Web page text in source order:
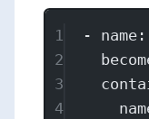
1 - name :
2
3
4